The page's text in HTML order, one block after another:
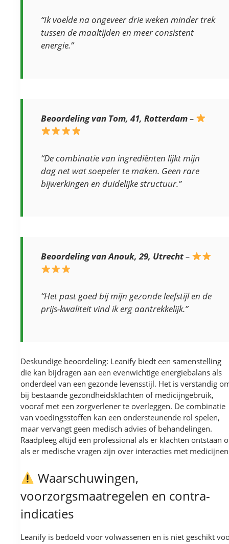
“Ik voelde na ongeveer drie weken minder trek
tussen de maaltijden en meer consistent
energie.”
Beoordeling van Tom, 41, Rotterdam–
“De combinatie van ingrediënten lijkt mijn
dag net wat soepeler te maken. Geen rare
bijwerkingen en duidelijke structuur.”
Beoordeling van Anouk, 29, Utrecht–
“Het past goed bij mijn gezonde leefstijl en de
prijs-kwaliteit vind ik erg aantrekkelijk.”
Deskundige beoordeling: Leanify biedt een samenstelling
die kan bijdragen aan een evenwichtige energiebalans als
onderdeel van een gezonde levensstijl. Het is verstandig
bij bestaande gezondheidsklachten of medicijngebruik,
vooraf met een zorgverlener te overleggen. De combinatie
van voedingsstoffen kan een ondersteunende rol spelen,
maar vervangt geen medisch advies of behandelingen.
Raadpleeg altijd een professional als er klachten ontstaan
als er medische vragen zijn over interacties met
Waarschuwingen,
voorzorgsmaatregelen en contra-
indicaties
Leanify is bedoeld voor volwassenen en is niet geschikt